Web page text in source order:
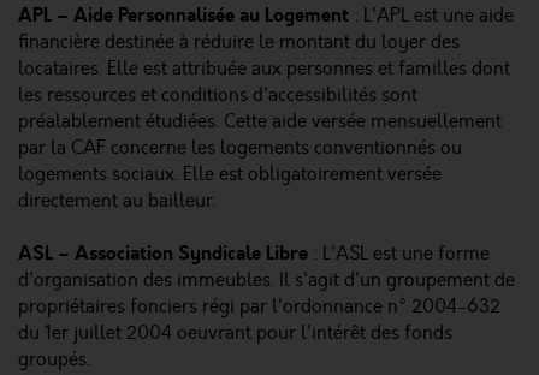
APL – Aide Personnalisée au Logement : L'APL est une aide
financière destinée à réduire le montant du loyer des
locataires. Elle est attribuée aux personnes et familles dont
les ressources et conditions d'accessibilités sont
préalablement étudiées. Cette aide versée mensuellement
par la CAF concerne les logements conventionnés ou
logements sociaux. Elle est obligatoirement versée
directement au bailleur.
ASL – Association Syndicale Libre : L'ASL est une forme
d'organisation des immeubles. Il s'agit d'un groupement de
propriétaires fonciers régi par l'ordonnance n° 2004-632
du 1er juillet 2004 oeuvrant pour l'intérêt des fonds
groupés.